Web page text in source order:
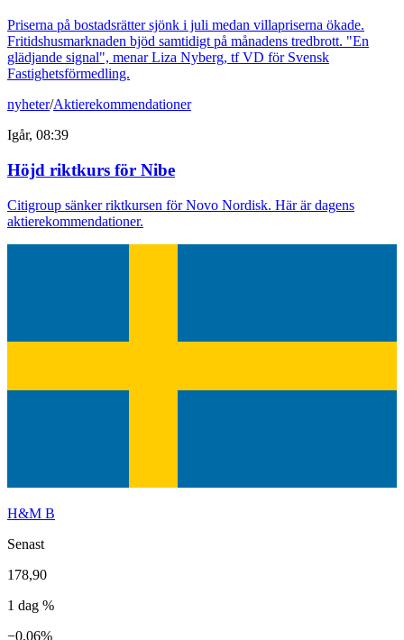
Priserna på bostadsrätter sjönk i juli medan villapriserna ökade.
Fritidshusmarknaden bjöd samtidigt på månadens tredbrott. "En
glädjande signal", menar Liza Nyberg, tf VD för Svensk
Fastighetsförmedling.
nyheter/Aktierekommendationer
Igår, 08:39
Höjd riktkurs för Nibe
Citigroup sänker riktkursen för Novo Nordisk. Här är dagens
aktierekommendationer.
H&M B
Senast
178,90
1 dag %
−0,06%